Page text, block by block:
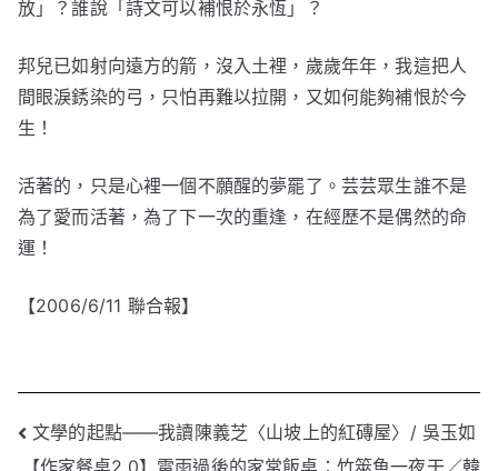
放」？誰說「詩文可以補恨於永恆」？
邦兒已如射向遠方的箭，沒入土裡，歲歲年年，我這把人
間眼淚銹染的弓，只怕再難以拉開，又如何能夠補恨於今
生！
活著的，只是心裡一個不願醒的夢罷了。芸芸眾生誰不是
為了愛而活著，為了下一次的重逢，在經歷不是偶然的命
運！
【2006/6/11 聯合報】
文
文學的起點——我讀陳義芝〈山坡上的紅磚屋〉/ 吳玉如